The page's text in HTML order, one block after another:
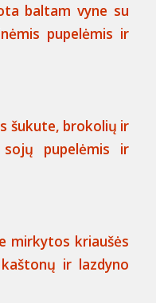
baltam vyne su
pupelėmis ir
šukute, brokolių ir
pupelėmis ir
mirkytos kriaušės
ir lazdyno